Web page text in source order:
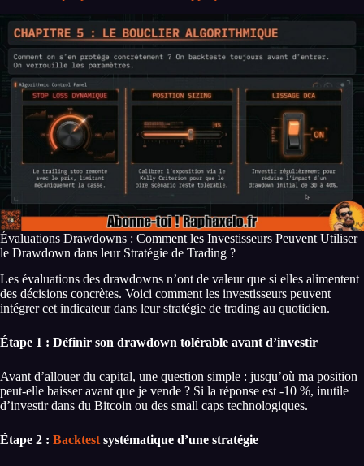
Évaluations Drawdowns : Comment les Investisseurs Peuvent Utiliser
le Drawdown dans leur Stratégie de Trading ?
Les évaluations des drawdowns n’ont de valeur que si elles alimentent
des décisions concrètes. Voici comment les investisseurs peuvent
intégrer cet indicateur dans leur stratégie de trading au quotidien.
Étape 1 : Définir son drawdown tolérable avant d’investir
Avant d’allouer du capital, une question simple : jusqu’où ma position
peut-elle baisser avant que je vende ? Si la réponse est -10 %, inutile
d’investir dans du Bitcoin ou des small caps technologiques.
Étape 2 : Backtestsystématique d’une stratégie